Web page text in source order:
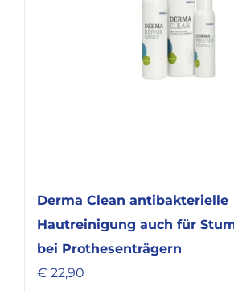
Derma Clean antibakterielle
Hautreinigung auch für
bei Prothesenträgern
€ 22,90